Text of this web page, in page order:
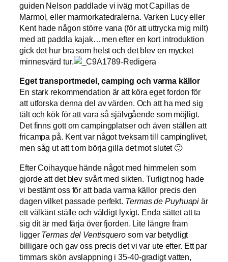
guiden Nelson paddlade vi iväg mot Capillas de
Marmol, eller marmorkatedralerna. Varken Lucy eller
Kent hade någon större vana (för att uttrycka mig milt)
med att paddla kajak…men efter en kort introduktion
gick det hur bra som helst och det blev en mycket
minnesvärd tur.
Eget transportmedel, camping och varma källor
En stark rekommendation är att köra eget fordon för
att utforska denna del av värden. Och att ha med sig
tält och kök för att vara så självgående som möjligt.
Det finns gott om campingplatser och även ställen att
fricampa på. Kent var något tveksam till campinglivet,
men såg ut att t.om börja gilla det mot slutet 🙂
Efter Coihayque hände något med himmelen som
gjorde att det blev svårt med sikten. Turligt nog hade
vi bestämt oss för att bada varma källor precis den
dagen vilket passade perfekt. Termas de Puyhuapi är
ett välkänt ställe och väldigt lyxigt. Enda sättet att ta
sig dit är med färja över fjorden. Lite längre fram
ligger Termas del Ventisquero som var betydligt
billigare och gav oss precis det vi var ute efter. Ett par
timmars skön avslappning i 35-40-gradigt vatten,